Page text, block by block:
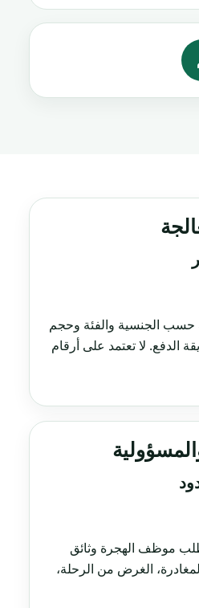
حسب الجنسية والفئة وحجم
الدفع. لا تعتمد على أرقام
موظف الهجرة وثائق
الغرض من الرحلة،